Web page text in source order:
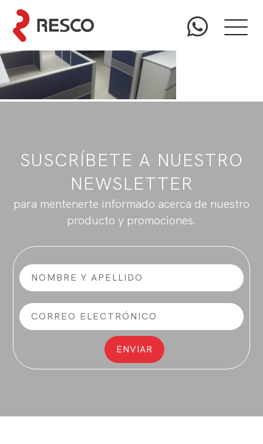
SUSCRÍBETE A NUESTRO
NEWSLETTER
para mentenerte informado acerca de nuestro
producto y promociones.